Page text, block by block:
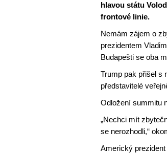
hlavou státu
frontové linie.
Nemám zájem o
prezidentem
Budapešti se oba
Trump pak přišel s
představitelé
Odložení summitu
„Nechci mít
se nerozhodli,“
Americký